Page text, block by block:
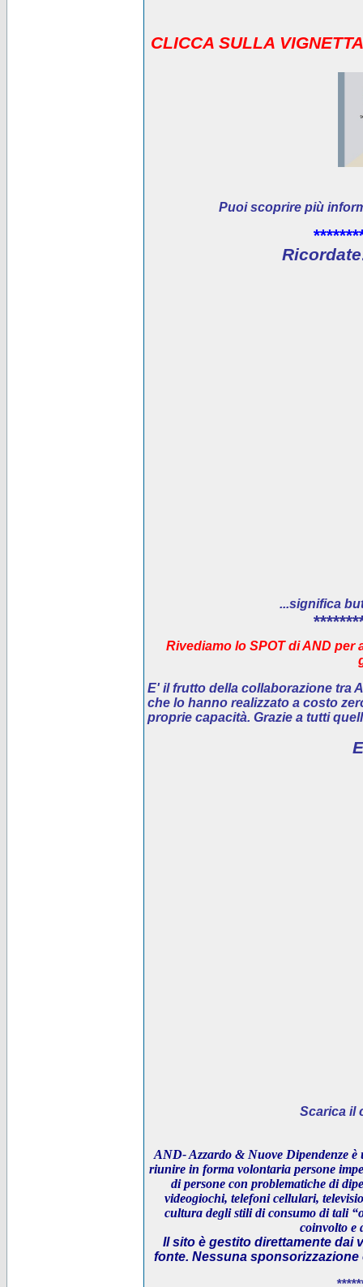
CLICCA SULLA
Puoi scoprire più
...significa
Rivediamo lo SPOT di AND
E' ilfrutto della collaborazione tra
che lo hanno realizzato a costo
proprie capacità. Grazie a tutti
Scarica il
AND- Azzardo & Nuove Dipendenze è
riunire in forma volontaria persone
di persone con problematiche di
videogiochi, telefoni cellulari,
cultura degli stili di consumo di tali
coinvolto e
Il sito è gestito direttamente dai
fonte. Nessuna